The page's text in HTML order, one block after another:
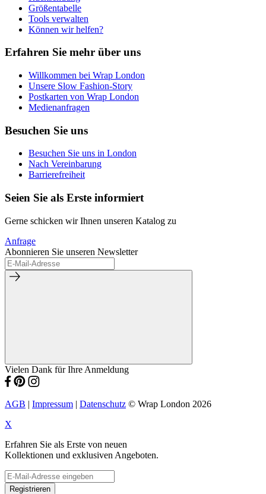
Größentabelle
Tools verwalten
Können wir helfen?
Erfahren Sie mehr über uns
Willkommen bei Wrap London
Unsere Slow Fashion-Story
Postkarten von Wrap London
Medienanfragen
Besuchen Sie uns
Besuchen Sie uns in London
Nach Vereinbarung
Barrierefreiheit
Seien Sie als Erste informiert
Gerne schicken wir Ihnen unseren Katalog zu
Anfrage
Abonnieren Sie unseren Newsletter
Vielen Dank für Ihre Anmeldung
AGB | Impressum | Datenschutz © Wrap London 2026
X
Erfahren Sie als Erste von neuen
Kollektionen und exklusiven Angeboten.
Registrieren